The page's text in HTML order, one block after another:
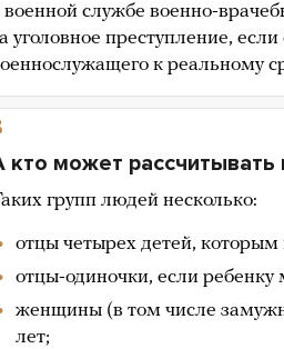
военной службе военно-
уголовное преступление,
к реальному
кто может рассчитывать
групп людей несколько:
отцы четырех детей, которым
отцы-одиночки, если
женщины (в том числе
лет;